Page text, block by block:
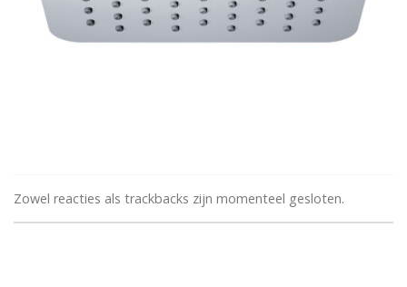
Zowel reacties als trackbacks zijn momenteel gesloten.